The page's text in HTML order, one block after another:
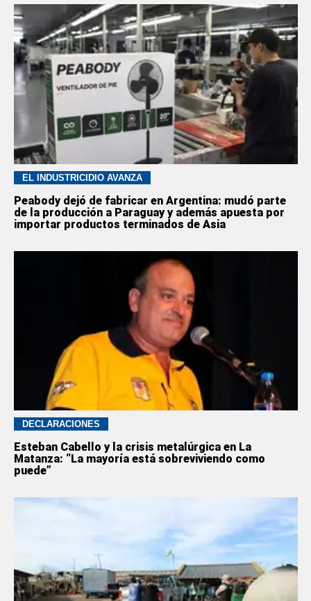
EL INDUSTRICIDIO AVANZA
Peabody dejó de fabricar en Argentina: mudó parte
de la producción a Paraguay y además apuesta por
importar productos terminados de Asia
DECLARACIONES
Esteban Cabello y la crisis metalúrgica en La
Matanza: “La mayoría está sobreviviendo como
puede”